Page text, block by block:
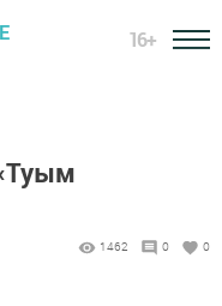
16+
1462 0 0